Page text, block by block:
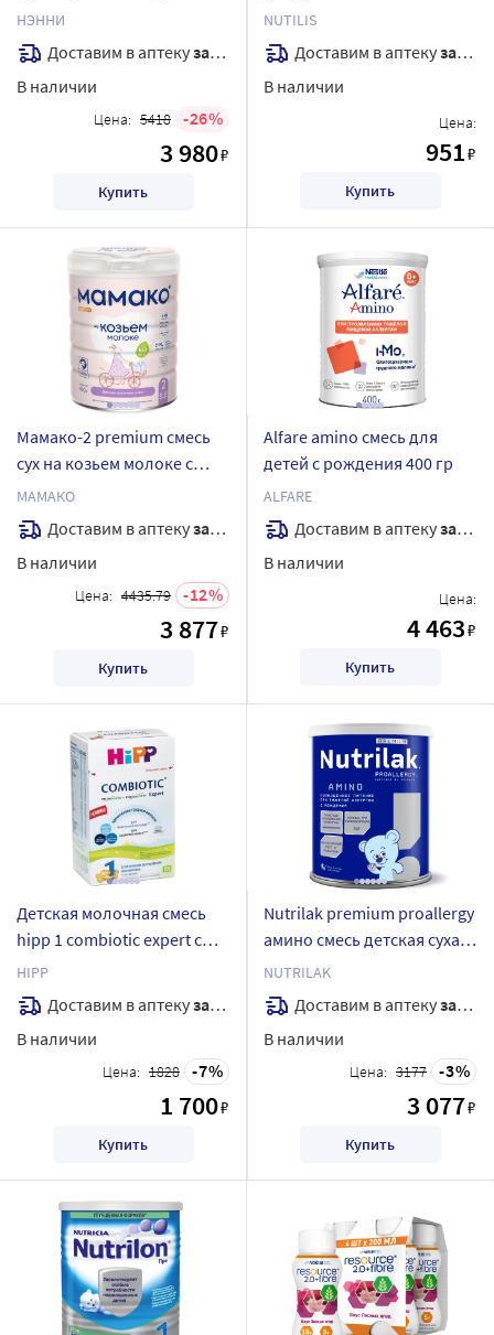
молочная смесь на основе
козьего молока для детей
с 6 месяцев 800 гр
НЭННИ
Доставим в аптекузавтра
В наличии
Цена: 5418 26
3 980₽
Купить
взрослых страдающих
дисфагией 300 гр
NUTILIS
Доставим в аптекузавтра
В наличии
Цена:
951₽
Купить
Мамако-2 premium смесь
сух на козьем молоке с
олигосахаридами
грудного молока 800 гр
МАМАКО
Доставим в аптекузавтра
В наличии
Цена: 4435.79 12
3 877₽
Купить
Alfare amino смесь для
детей с рождения 400 гр
ALFARE
Доставим в аптекузавтра
В наличии
Цена:
4 463₽
Купить
Детская молочная смесь
hipp 1 combiotic expert c
лактобактериями сухая c 0
месяцев 600 г/коробка/
HIPP
Доставим в аптекузавтра
В наличии
Цена: 1828 7
1 700₽
Купить
Nutrilak premium proallergy
амино смесь детская сухая
специализированная на
основе аминокислот 400 гр
NUTRILAK
Доставим в аптекузавтра
В наличии
Цена: 3177 3
3 077₽
Купить